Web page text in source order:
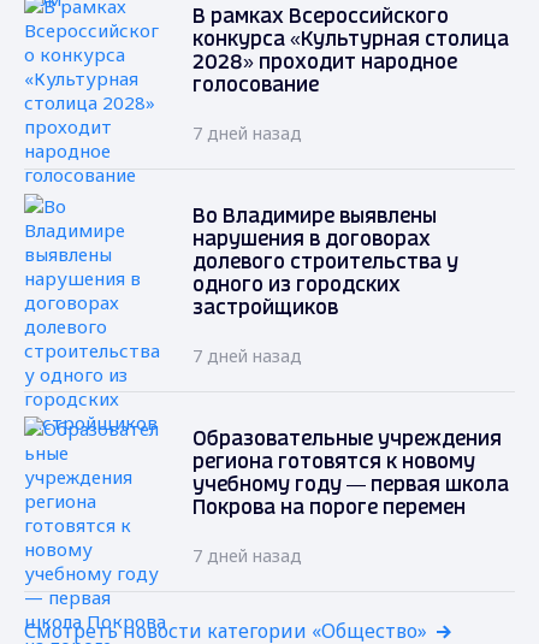
В рамках Всероссийского
конкурса «Культурная столица
2028» проходит народное
голосование
7 дней назад
Во Владимире выявлены
нарушения в договорах
долевого строительства у
одного из городских
застройщиков
7 дней назад
Образовательные учреждения
региона готовятся к новому
учебному году — первая школа
Покрова на пороге перемен
7 дней назад
Смотреть новости категории «Общество»